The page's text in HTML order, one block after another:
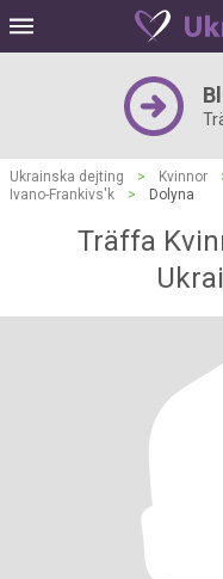
Ukrainska dejting > Kvinnor
Ivano-Frankivs'k
> Dolyna
Träffa